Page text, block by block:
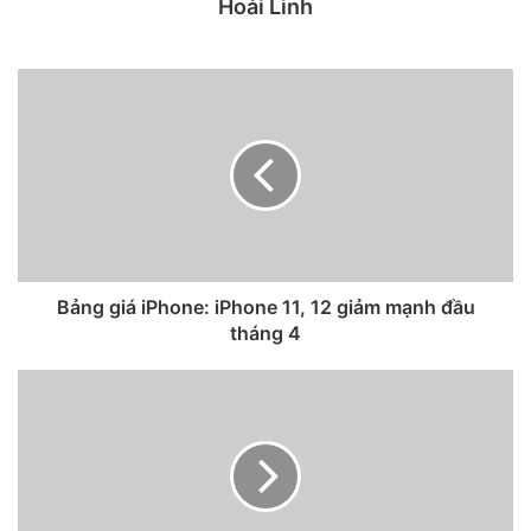
Bộ nhớ trong được xem là một trong những yếu tố cần thiết
có thể chưa quá cần thiết đối với họ, đặc biệt khi mà số tiền
người tiêu dùng phải bổ sung lên đến hàng triệu đồng so
Hoài Linh
Bảng giá iPhone: iPhone 11, 12 giảm mạnh đầu
tháng 4